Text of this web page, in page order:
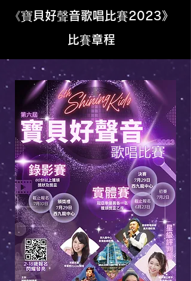
《寶貝好聲音歌唱比賽2023》
比賽章程